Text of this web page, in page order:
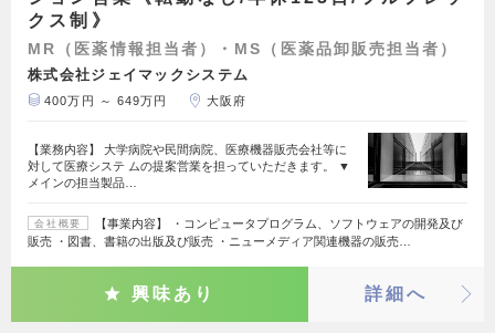
クス制》
MR（医薬情報担当者）・MS（医薬品卸販売担当者）
株式会社ジェイマックシステム
400万円 ～ 649万円 大阪府
【業務内容】 大学病院や民間病院、医療機器販売会社等に
対して医療システ ムの提案営業を担っていただきます。 ▼
メインの担当製品…
会社概要
【事業内容】 ・コンピュータプログラム、ソフトウェアの開発及び
販売 ・図書、書籍の出版及び販売 ・ニューメディア関連機器の販売…
興味あり 詳細へ